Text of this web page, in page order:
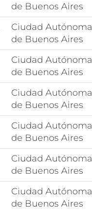
de Buenos Aires
Ciudad Autónoma
de Buenos Aires
Ciudad Autónoma
de Buenos Aires
Ciudad Autónoma
de Buenos Aires
Ciudad Autónoma
de Buenos Aires
Ciudad Autónoma
de Buenos Aires
Ciudad Autónoma
de Buenos Aires